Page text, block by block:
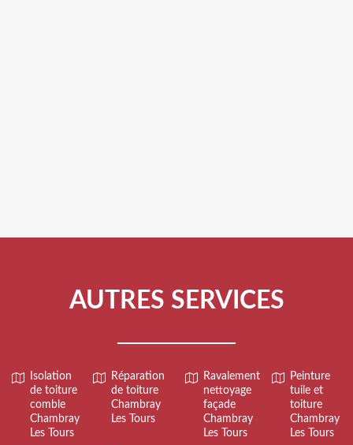
AUTRES SERVICES
Isolation
de toiture
comble
Chambray
Les Tours
Réparation
de toiture
Chambray
Les Tours
Ravalement
nettoyage
façade
Chambray
Les Tours
Peinture
tuile et
toiture
Chambray
Les Tours